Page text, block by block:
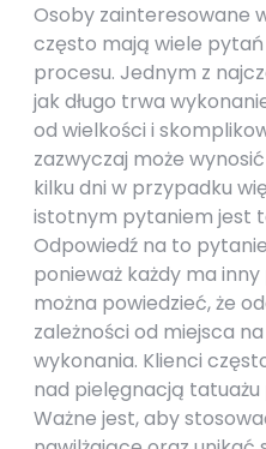
Osoby zainteresowane
często mają wiele
procesu. Jednym z
jak długo trwa
od wielkości i
zazwyczaj może
kilku dni w przypadku
istotnym pytaniem jest
Odpowiedź na to
ponieważ każdy ma
można powiedzieć, że
zależności od miejsca
wykonania. Klienci
nad pielęgnacją tatuażu
Ważne jest, aby